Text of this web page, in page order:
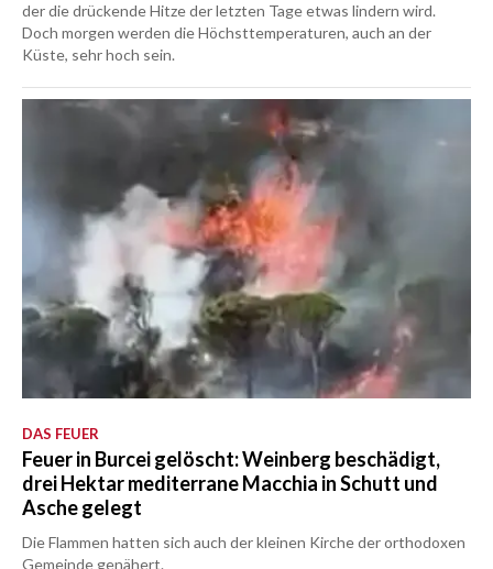
der die drückende Hitze der letzten Tage etwas lindern wird.
Doch morgen werden die Höchsttemperaturen, auch an der
Küste, sehr hoch sein.
DAS FEUER
Feuer in Burcei gelöscht: Weinberg beschädigt,
drei Hektar mediterrane Macchia in Schutt und
Asche gelegt
Die Flammen hatten sich auch der kleinen Kirche der orthodoxen
Gemeinde genähert.